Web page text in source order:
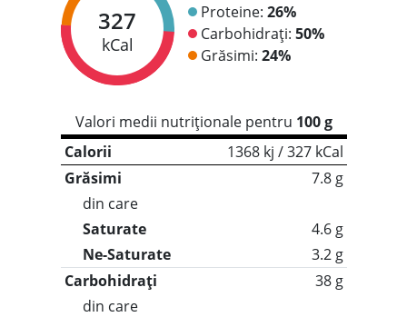
327
kCal
Proteine: 26%
Carbohidrați: 50%
Grăsimi: 24%
Valori medii nutriționale pentru 100 g
Calorii
1368 kj / 327 kCal
Grăsimi
7.8 g
din care
Saturate
4.6 g
Ne-Saturate
3.2 g
Carbohidrați
38 g
din care